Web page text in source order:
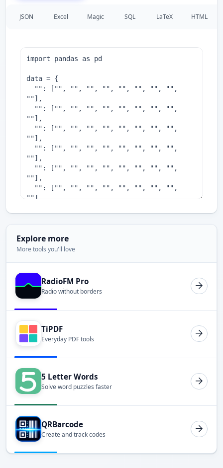
JSON Excel Magic SQL LaTeX HTML
Explore more
More tools you'll love
RadioFM Pro
Radio without borders
TiPDF
Everyday PDF tools
5 Letter Words
Solve word puzzles faster
QRBarcode
Create and track codes